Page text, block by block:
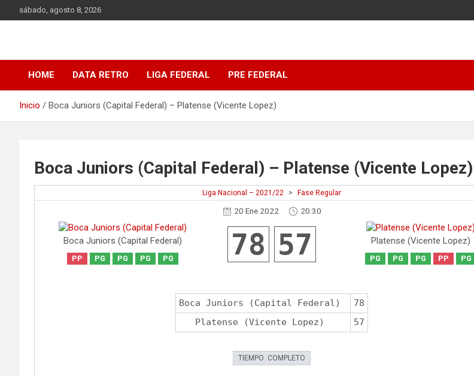
al
sábado, agosto 8, 2026
DATA Basquet
HOME DATA RETRO LIGA FEDERAL PRE FEDERAL
Inicio Boca Juniors (Capital Federal) – Platense (Vicente Lopez)
Boca Juniors (Capital Federal) – Platense (Vicente Lopez)
Liga Nacional – 2021/22 > Fase Regular
20 Ene 2022 20:30
Boca Juniors (Capital Federal)
PP PG PG PG PG 78 57 Platense (Vicente Lopez)
PG PG PG PP PG
Boca Juniors (Capital Federal)
78
Platense (Vicente Lopez)
57
TIEMPO COMPLETO